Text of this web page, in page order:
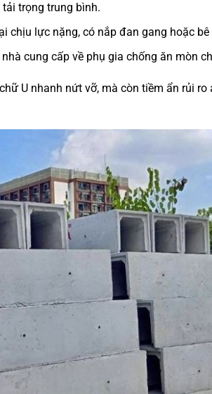
trọng trung bình.
chịu lực nặng, có nắp đan gang hoặc
cung cấp về phụ gia chống ăn mòn
U nhanh nứt vỡ, mà còn tiềm ẩn rủi ro